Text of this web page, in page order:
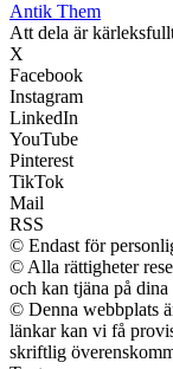
Antik Them
Att dela är
X
Facebook
Instagram
LinkedIn
YouTube
Pinterest
TikTok
Mail
RSS
© Endast för
© Alla rättigheter
och kan tjäna på
© Denna webbplats
länkar kan vi få
skriftlig